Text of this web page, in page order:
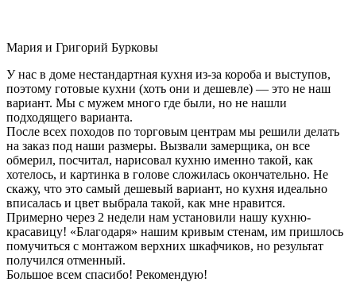
Мария и Григорий Бурковы
У нас в доме нестандартная кухня из-за короба и выступов,
поэтому готовые кухни (хоть они и дешевле) — это не наш
вариант. Мы с мужем много где были, но не нашли
подходящего варианта.
После всех походов по торговым центрам мы решили делать
на заказ под наши размеры. Вызвали замерщика, он все
обмерил, посчитал, нарисовал кухню именно такой, как
хотелось, и картинка в голове сложилась окончательно. Не
скажу, что это самый дешевый вариант, но кухня идеально
вписалась и цвет выбрала такой, как мне нравится.
Примерно через 2 недели нам установили нашу кухню-
красавицу! «Благодаря» нашим кривым стенам, им пришлось
помучиться с монтажом верхних шкафчиков, но результат
получился отменный.
Большое всем спасибо! Рекомендую!